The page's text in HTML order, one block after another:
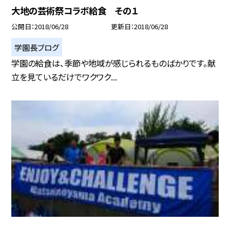
大地の芸術祭コラボ給食 その１
公開日 2018/06/28 更新日 2018/06/28
学園長ブログ
学園の給食は、季節や地域が感じられるものばかりです。献
立を見ているだけでワクワク...